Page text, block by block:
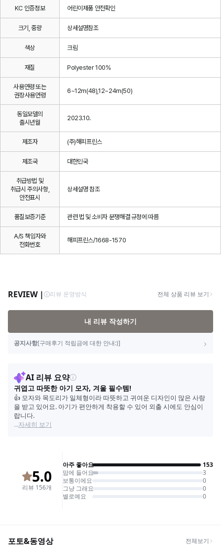
KC 인증정보 어린이제품 안전확인
크기, 중량 상세설명참조
색상 크림
재질 Polyester 100%
사용연령 또는
권장사용연령
6~12m(48),12~24m(50)
동일모델의
출시년월
2023.10.
제조자 (주)해피프린스
제조국 대한민국
취급방법 및
취급시 주의사항,
안전표시
상세설명 참조
품질보증기준 관련 법 및 소비자 분쟁해결 규정에 따름
A/S 책임자와
전화번호
해피프린스/1668-1570